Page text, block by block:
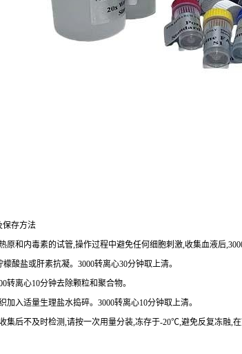
保存方法
原和内毒素的试管,操作过程中避免任何细胞刺激,收集血液后
酸盐或肝素抗凝。3000转离心30分钟取上清。
转离心10分钟去除颗粒和聚合物。
加入适量生理盐水捣碎。3000转离心10分钟取上清。
集后不及时检测,请按一次用量分装,冻存于-20℃,避免反复冻融,